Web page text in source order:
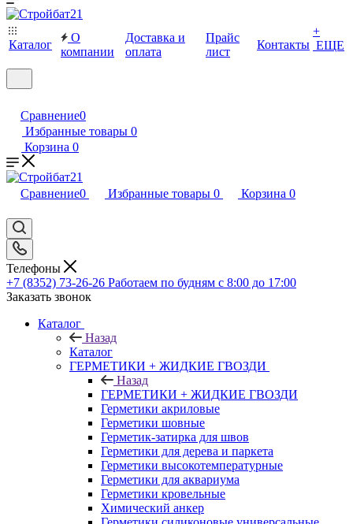
Каталог
О
компании
Доставка и
оплата
Прайс
лист
Контакты
+
ЕЩЕ
Сравнение0
Избранные товары 0
Корзина 0
Сравнение0 Избранные товары 0 Корзина 0
Телефоны
+7 (8352) 73-26-26 Работаем по будням с 8:00 до 17:00
Заказать звонок
Каталог
Назад
Каталог
ГЕРМЕТИКИ + ЖИДКИЕ ГВОЗДИ
Назад
ГЕРМЕТИКИ + ЖИДКИЕ ГВОЗДИ
Герметики акриловые
Герметики шовные
Герметик-затирка для швов
Герметики для дерева и паркета
Герметики высокотемпературные
Герметики для аквариума
Герметики кровельные
Химический анкер